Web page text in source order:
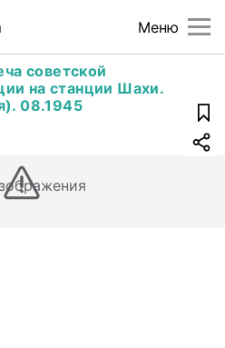
Меню
советской
на станции Шахи.
08.1945